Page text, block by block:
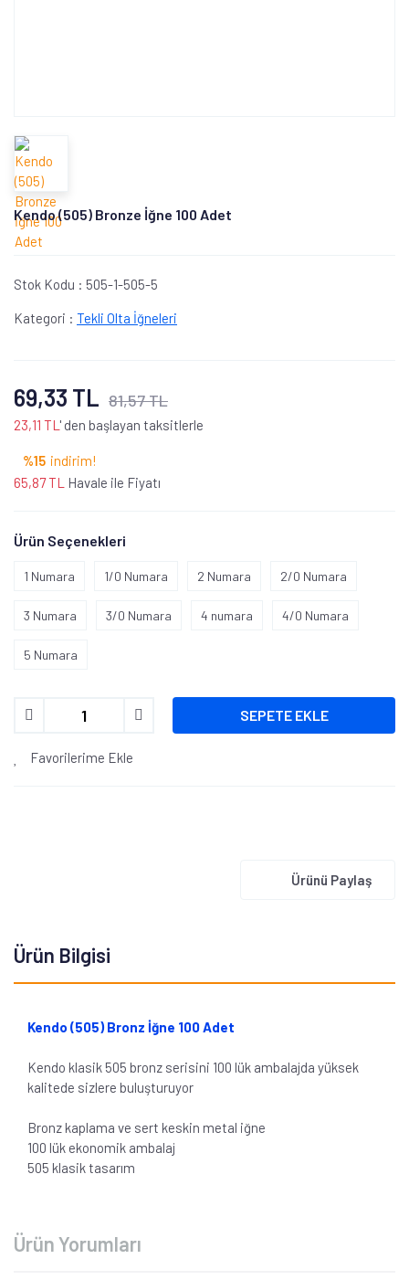
Kendo (505) Bronze İğne 100 Adet
Stok Kodu : 505-1-505-5
Kategori : Tekli Olta İğneleri
69,33 TL 81,57 TL
23,11 TL ' den başlayan taksitlerle
%15 indirim!
65,87 TL
Havale ile Fiyatı
Ürün Seçenekleri
1 Numara 1/0 Numara 2 Numara 2/0 Numara
3 Numara 3/0 Numara 4 numara 4/0 Numara
5 Numara
SEPETE EKLE
Favorilerime Ekle
Ürünü Paylaş
Ürün Bilgisi
Kendo (505) Bronz İğne 100 Adet
Kendo klasik 505 bronz serisini 100 lük ambalajda yüksek
kalitede sizlere buluşturuyor
Bronz kaplama ve sert keskin metal iğne
100 lük ekonomik ambalaj
505 klasik tasarım
Ürün Yorumları